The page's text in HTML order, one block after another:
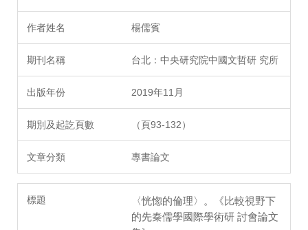
楊儒賓
台北：中央研究院中國文哲研 究所
2019年11月
（頁93-132）
專書論文
〈恍惚的倫理〉。《比較視野下
的先秦儒學國際學術研 討會論文